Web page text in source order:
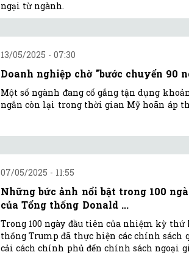
ngại từ ngành.
13/05/2025 - 07:30
Doanh nghiệp chờ "bước chuyển 90
Một số ngành đang cố gắng tận dụng
ngắn còn lại trong thời gian Mỹ hoãn áp
07/05/2025 - 11:55
Những bức ảnh nổi bật trong 100
của Tổng thống Donald ...
Trong 100 ngày đầu tiên của nhiệm kỳ thứ
thống Trump đã thực hiện các chính sách
cải cách chính phủ đến chính sách ngoại